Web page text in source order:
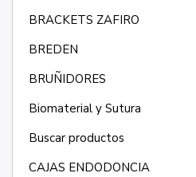
BRACKETS ZAFIRO
BREDEN
BRUÑIDORES
Biomaterial y Sutura
Buscar productos
CAJAS ENDODONCIA